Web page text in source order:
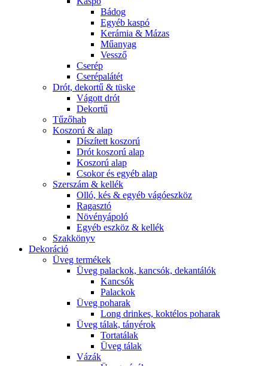
Bádog
Egyéb kaspó
Kerámia & Mázas
Műanyag
Vessző
Cserép
Cserépalátét
Drót, dekortű & tüske
Vágott drót
Dekortű
Tűzőhab
Koszorú & alap
Díszített koszorú
Drót koszorú alap
Koszorú alap
Csokor és egyéb alap
Szerszám & kellék
Olló, kés & egyéb vágóeszköz
Ragasztó
Növényápoló
Egyéb eszköz & kellék
Szakkönyv
Dekoráció
Üveg termékek
Üveg palackok, kancsók, dekantálók
Kancsók
Palackok
Üveg poharak
Long drinkes, koktélos poharak
Üveg tálak, tányérok
Tortatálak
Üveg tálak
Vázák